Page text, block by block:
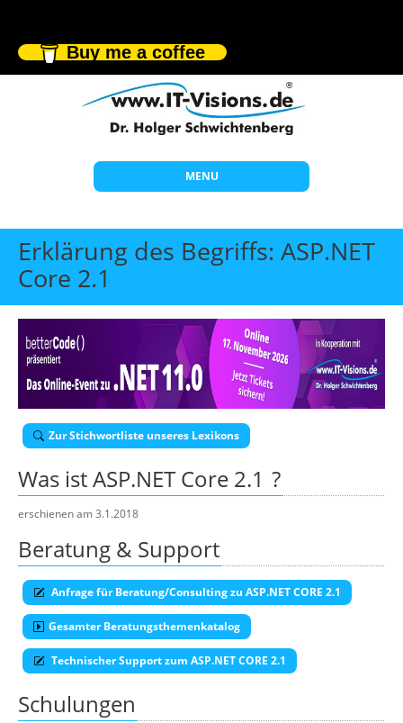
Buy me a coffee
MENU
Start
Themen
Individuelle Schulungen
Offene Seminare
Wissen
Über uns
Erklärung des Begriffs: ASP.NET
Core 2.1
Zur Stichwortliste unseres Lexikons
Was istASP.NET Core 2.1 ?
erschienen am 3.1.2018
Beratung & Support
Anfrage für Beratung/Consulting zu ASP.NET CORE 2.1
Gesamter Beratungsthemenkatalog
Technischer Support zum ASP.NET CORE 2.1
Schulungen